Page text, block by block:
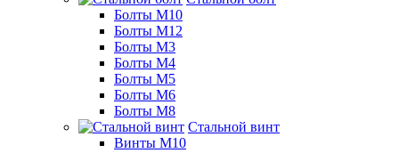
Болты М10
Болты М12
Болты М3
Болты М4
Болты М5
Болты М6
Болты М8
Стальной винт
Винты М10